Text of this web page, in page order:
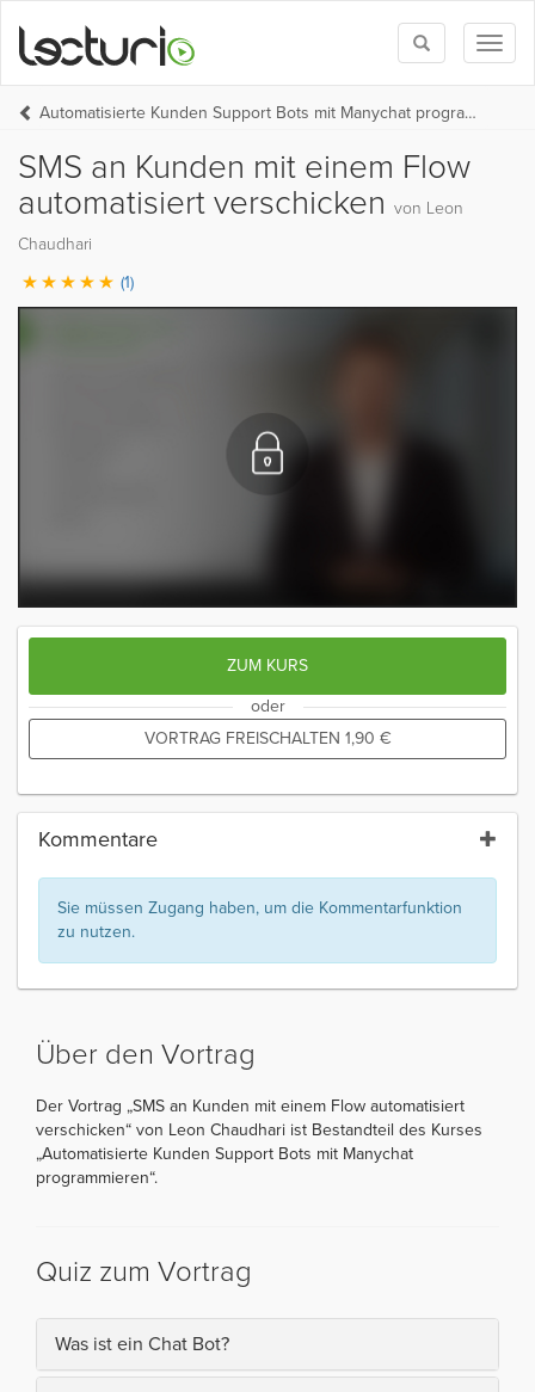
Toggle
search
Automatisierte Kunden Support Bots mit Manychat programmieren
SMS an Kunden mit einem Flow
automatisiert verschicken von Leon
Chaudhari
(1)
ZUM KURS
oder
VORTRAG FREISCHALTEN 1,90 €
Kommentare
Sie müssen Zugang haben, um die Kommentarfunktion
zu nutzen.
Über den Vortrag
Der Vortrag „SMS an Kunden mit einem Flow automatisiert
verschicken“ von Leon Chaudhari ist Bestandteil des Kurses
„Automatisierte Kunden Support Bots mit Manychat
programmieren“.
Quiz zum Vortrag
Was ist ein Chat Bot?